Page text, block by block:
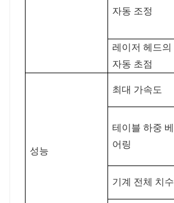
자동 조정
레이저 헤드의
자동 초점
성능
최대 가속도
테이블 하중 베
어링
기계 전체 치수